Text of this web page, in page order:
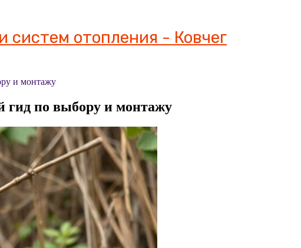
систем отопления - Ковчег
и монтажу
гид по выбору и монтажу